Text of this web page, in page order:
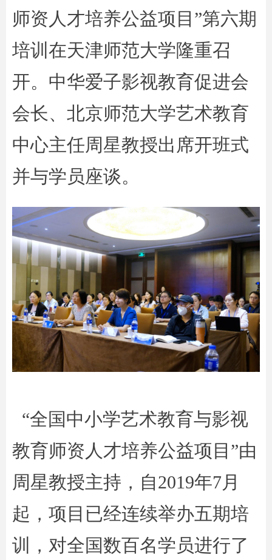
师资人才培养公益项目”第六期
培训在天津师范大学隆重召
开。中华爱子影视教育促进会
会长、北京师范大学艺术教育
中心主任周星教授出席开班式
并与学员座谈。
“全国中小学艺术教育与影视
教育师资人才培养公益项目”由
周星教授主持，自2019年7月
起，项目已经连续举办五期培
训，对全国数百名学员进行了